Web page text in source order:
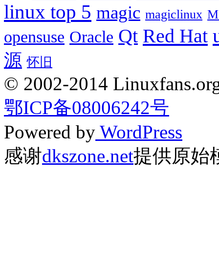
linux top 5 magic magiclinux
opensuse Oracle Qt Red Hat
源 怀旧
© 2002-2014
鄂ICP备08006242号
Powered by WordPress
感谢dkszone.net提供原始